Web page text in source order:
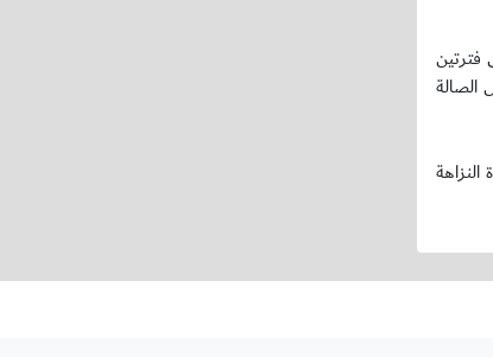
فترتين
الصالة